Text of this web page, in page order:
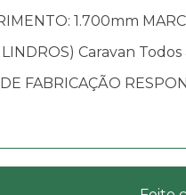
1.700mm
Caravan
FABRICAÇÃO